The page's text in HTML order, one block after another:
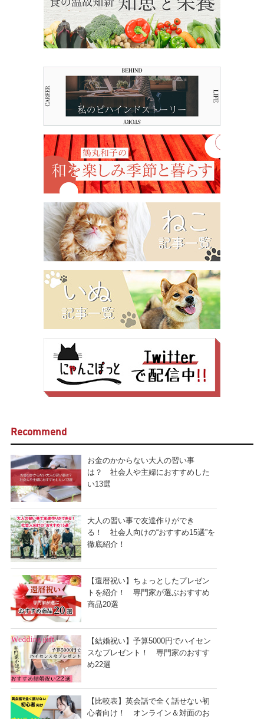
Recommend
お金のかからない大人の習い事
は？ 社会人や主婦におすすめした
い13選
大人の習い事で友達作りができ
る！ 社会人向けの“おすすめ15選”を
徹底紹介！
【還暦祝い】ちょっとしたプレゼン
トを紹介！ 専門家が選ぶおすすめ
商品20選
【結婚祝い】予算5000円でハイセン
スなプレゼント！ 専門家のおすす
め22選
【比較表】英会話で全く話せない初
心者向け！ オンライン＆対面のお